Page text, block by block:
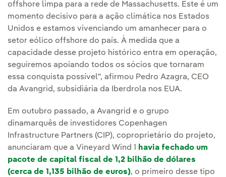
offshore limpa para a rede de Massachusetts. Este é um
momento decisivo para a ação climática nos Estados
Unidos e estamos vivenciando um amanhecer para o
setor eólico offshore do país. À medida que a
capacidade desse projeto histórico entra em operação,
seguiremos apoiando todos os sócios que tornaram
essa conquista possível", afirmou Pedro Azagra, CEO
da Avangrid, subsidiária da Iberdrola nos EUA.
Em outubro passado, a Avangrid e o grupo
dinamarquês de investidores Copenhagen
Infrastructure Partners (CIP), coproprietário do projeto,
anunciaram que a Vineyard Wind 1
havia fechado um
pacote de capital fiscal de 1,2 bilhão de dólares
(cerca de 1,135 bilhão de euros), o primeiro desse tipo